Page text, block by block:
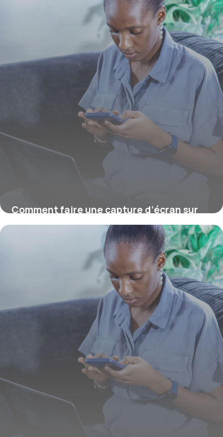
Comment faire une capture d’écran sur
Mac ?